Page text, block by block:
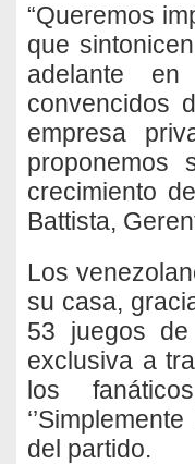
“Queremos
que
adelante
convencidos
empresa
proponemos
crecimiento
Battista,
Los
su casa,
53 juegos
exclusiva a
los
del partido.